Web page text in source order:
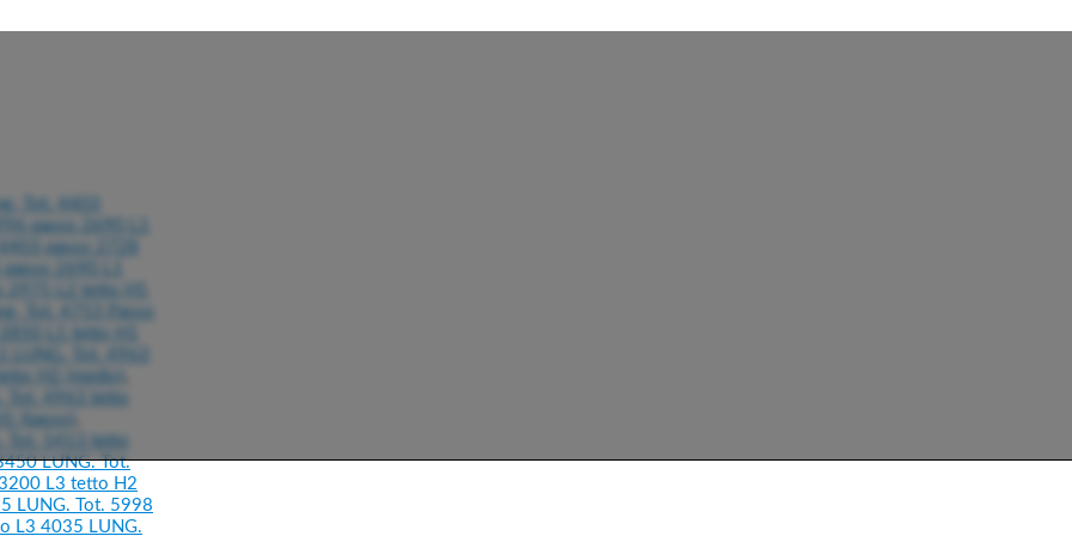
Tot. 4403
passo 2690 L1
passo 2728
2690 L1
2975 L2 tetto H1
Tot. 4753 Passo
L1 tetto H1
LUNG. Tot. 4963
H2 (medio)
Tot. 4963 tetto
(basso)
Tot. 5413 tetto
LUNG. Tot.
L3 tetto H2
LUNG. Tot. 5998
L3 4035 LUNG.